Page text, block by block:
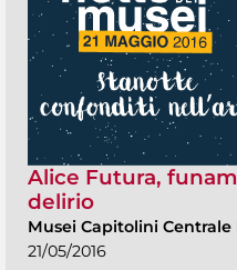
Alice Futura,
delirio
Musei Capitolini
21/05/2016